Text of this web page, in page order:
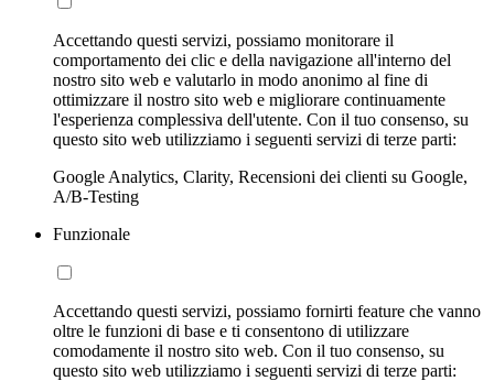
Accettando questi servizi, possiamo monitorare il
comportamento dei clic e della navigazione all'interno del
nostro sito web e valutarlo in modo anonimo al fine di
ottimizzare il nostro sito web e migliorare continuamente
l'esperienza complessiva dell'utente. Con il tuo consenso, su
questo sito web utilizziamo i seguenti servizi di terze parti:
Google Analytics, Clarity, Recensioni dei clienti su Google,
A/B-Testing
Funzionale
Accettando questi servizi, possiamo fornirti feature che vanno
oltre le funzioni di base e ti consentono di utilizzare
comodamente il nostro sito web. Con il tuo consenso, su
questo sito web utilizziamo i seguenti servizi di terze parti: